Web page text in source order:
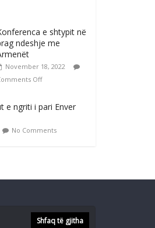
e shtypit në
ndeshje me
November 18, 2022
Off
e ngriti i pari Enver
No Comments
Shfaq të gjitha